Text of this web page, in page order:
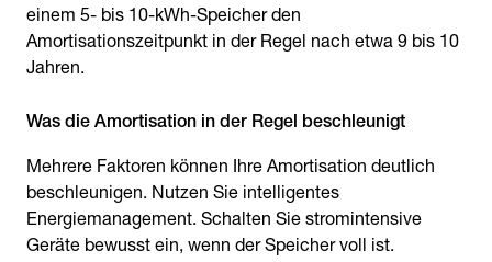
einem 5- bis 10-kWh-Speicher den
Amortisationszeitpunkt in der Regel nach etwa 9 bis 10
Jahren.
Was die Amortisation in der Regel beschleunigt
Mehrere Faktoren können Ihre Amortisation deutlich
beschleunigen. Nutzen Sie intelligentes
Energiemanagement. Schalten Sie stromintensive
Geräte bewusst ein, wenn der Speicher voll ist.